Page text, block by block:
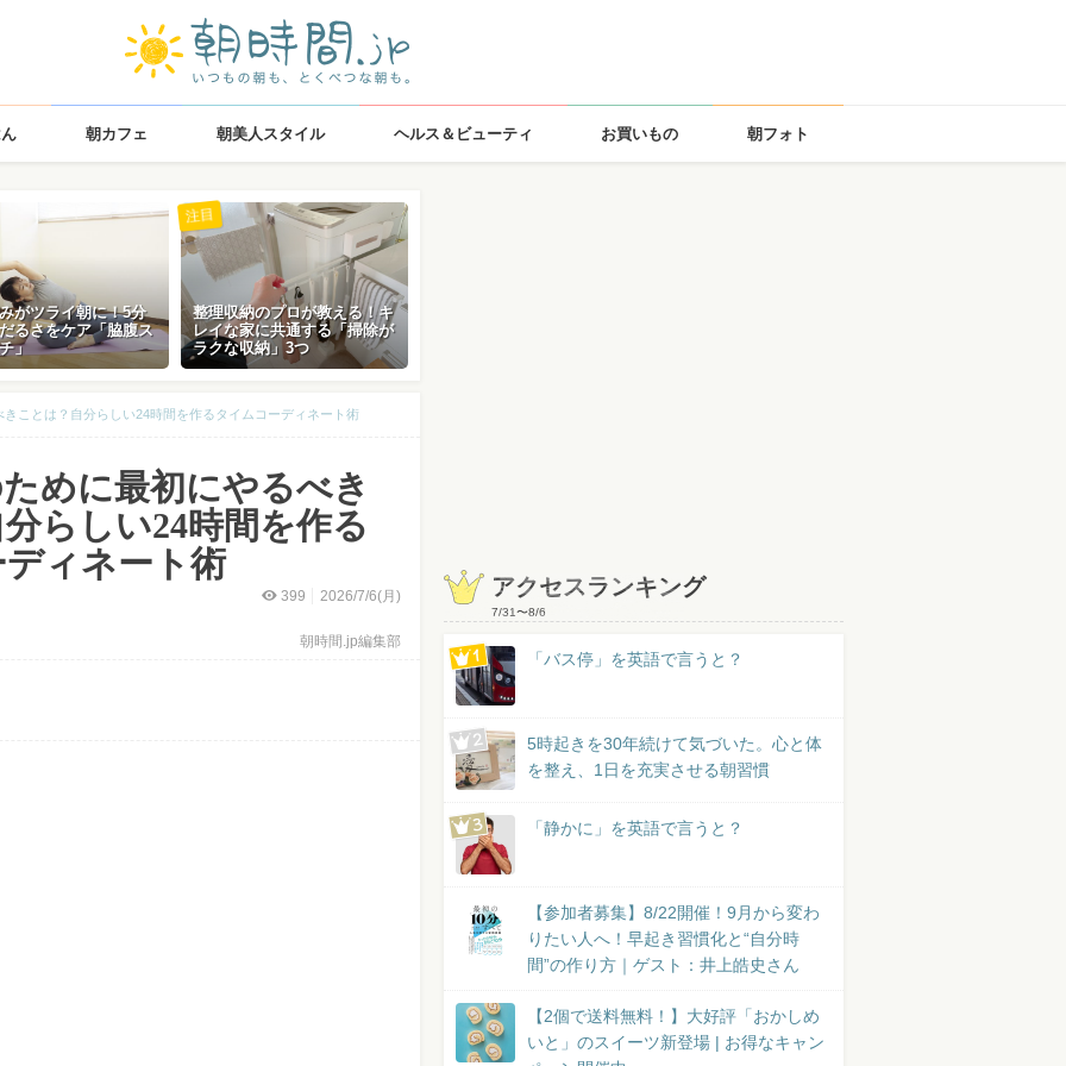
朝カフェ 朝美人スタイル ヘルス＆ビューティ お買いもの 朝フォト
がツライ朝に！5分
るさをケア「脇腹ス
」
整理収納のプロが教える！キ
レイな家に共通する「掃除が
ラクな収納」3つ
注目
ことは？自分らしい24時間を作るタイムコーディネート術
めに最初にやるべき
らしい24時間を作る
ィネート術
399 2026/7/6(月)
朝時間.jp編集部
アクセスランキング
7/31〜8/6
「バス停」を英語で言うと？
5時起きを30年続けて気づいた。心と体
を整え、1日を充実させる朝習慣
「静かに」を英語で言うと？
【参加者募集】8/22開催！9月から変わ
りたい人へ！早起き習慣化と“自分時
間”の作り方｜ゲスト：井上皓史さん
【2個で送料無料！】大好評「おかしめ
いと」のスイーツ新登場 | お得なキャン